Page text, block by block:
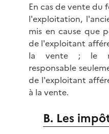
En cas de vente
l'exploitation,
mis en cause que
de l'exploitant
la vente ; le
responsable
de l'exploitant
à la vente.
B. Les